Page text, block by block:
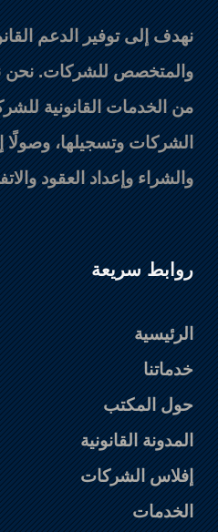
نهدف إلى توفير الدعم
والمتخصص للشركات. نحن
من الخدمات القانونية
الشركات وتسجيلها، وصولًا
والشراء وإعداد العقود
روابط سريعة
الرئيسية
خدماتنا
حول المكتب
المدونة القانونية
إفلاس الشركات
الخدمات